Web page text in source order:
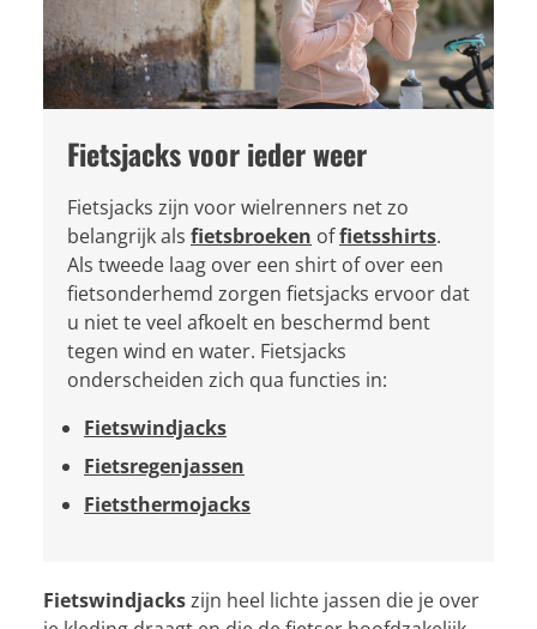
Fietsjacks voor ieder weer
Fietsjacks zijn voor wielrenners net zo
belangrijk als fietsbroeken offietsshirts.
Als tweede laag over een shirt of over een
fietsonderhemd zorgen fietsjacks ervoor dat
u niet te veel afkoelt en beschermd bent
tegen wind en water. Fietsjacks
onderscheiden zich qua functies in:
Fietswindjacks
Fietsregenjassen
Fietsthermojacks
Fietswindjackszijn heel lichte jassen die je over